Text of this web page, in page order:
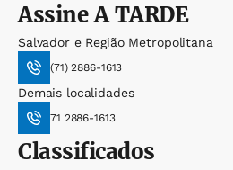
AssineA TARDE
Salvador e Região Metropolitana
(71) 2886-1613
Demais localidades
71 2886-1613
Classificados